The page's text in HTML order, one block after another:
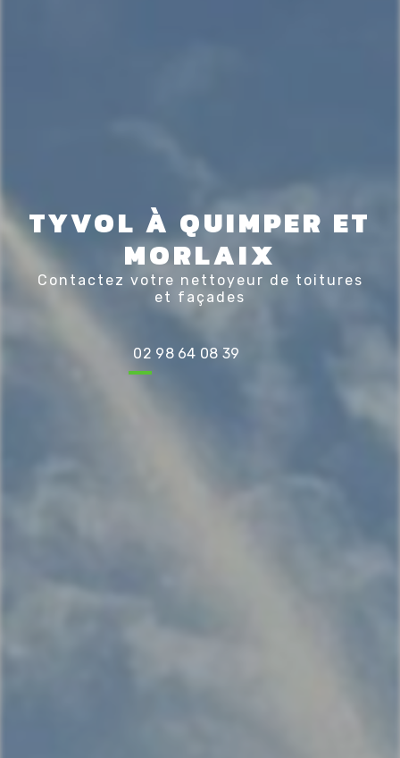
TYVOL À QUIMPER ET
MORLAIX
Contactez votre nettoyeur de toitures
et façades
02 98 64 08 39